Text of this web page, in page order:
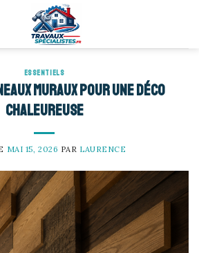
ESSENTIELS
muraux pour une déco
chaleureuse
MAI 15, 2026 PAR LAURENCE